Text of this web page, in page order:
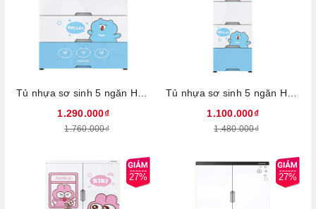
1.290.000₫
1.760.000₫
1.100.000₫
1.480.000₫
27% 27%